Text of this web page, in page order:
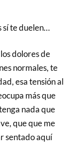
sí te duelen…
dolores de
normales, te
esa tensión al
más que
nada que
que que me
sentado aquí